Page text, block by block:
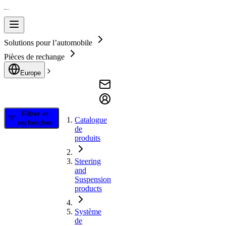
Solutions pour l’automobile
Pièces de rechange
Europe
Filtrer et
rechercher
Catalogue
de
produits
Steering
and
Suspension
products
Système
de